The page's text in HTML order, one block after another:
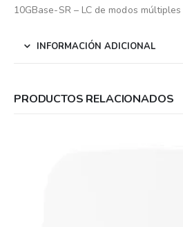
10GBase-SR – LC de modos
INFORMACIÓN ADICIONAL
PRODUCTOS RELACIONADOS